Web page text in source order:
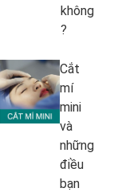
không
?
Cắt
mí
mini
và
những
điều
bạn